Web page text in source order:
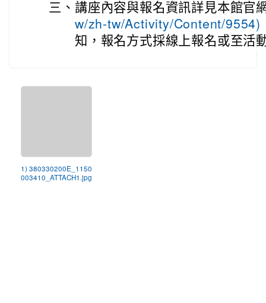
三、 講座內容與報名資訊詳見本館官
w/zh-tw/Activity/Content/9554)
知，報名方式採線上報名或至活
1) 380330200E_1150
003410_ATTACH1.jpg